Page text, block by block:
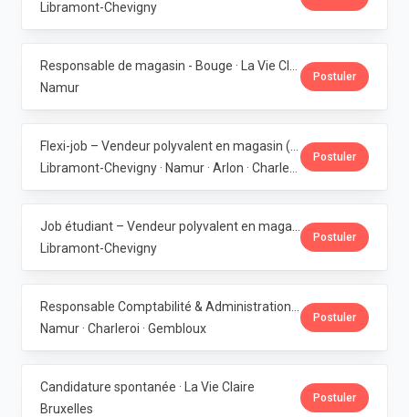
Libramont-Chevigny
Namur
Postuler
Postuler
Libramont-Chevigny
Postuler
Namur · Charleroi · Gembloux
Postuler
Candidature spontanée · La Vie Claire
Bruxelles
Postuler